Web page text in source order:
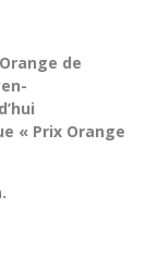
de
« Prix Orange
.